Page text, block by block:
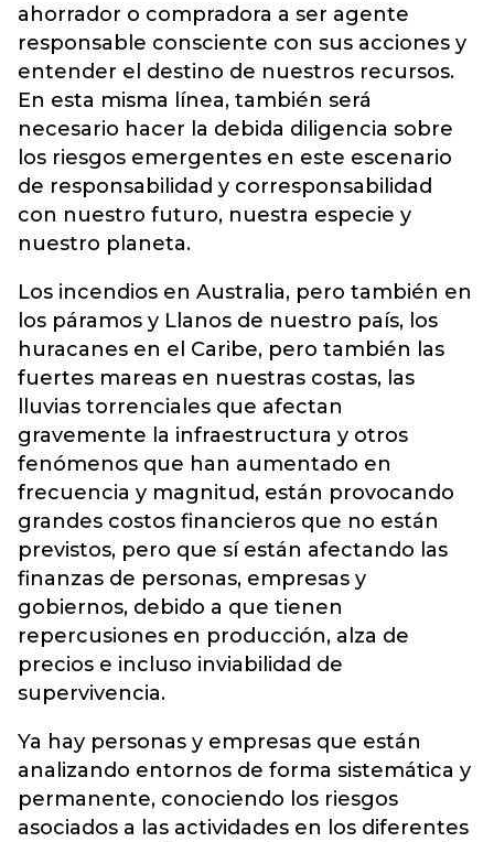
ahorrador o compradora a ser agente
responsable consciente con sus acciones y
entender el destino de nuestros recursos.
En esta misma línea, también será
necesario hacer la debida diligencia sobre
los riesgos emergentes en este escenario
de responsabilidad y corresponsabilidad
con nuestro futuro, nuestra especie y
nuestro planeta.
Los incendios en Australia, pero también en
los páramos y Llanos de nuestro país, los
huracanes en el Caribe, pero también las
fuertes mareas en nuestras costas, las
lluvias torrenciales que afectan
gravemente la infraestructura y otros
fenómenos que han aumentado en
frecuencia y magnitud, están provocando
grandes costos financieros que no están
previstos, pero que sí están afectando las
finanzas de personas, empresas y
gobiernos, debido a que tienen
repercusiones en producción, alza de
precios e incluso inviabilidad de
supervivencia.
Ya hay personas y empresas que están
analizando entornos de forma sistemática y
permanente, conociendo los riesgos
asociados a las actividades en los diferentes